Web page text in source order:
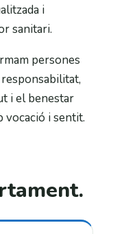
i
sanitari.
persones
i el benestar
vocació i sentit.